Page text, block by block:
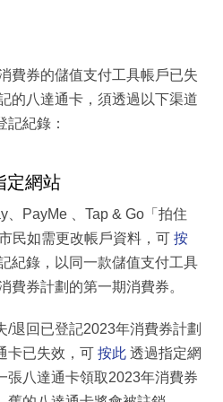
費券的儲值支付工具帳戶已失
的八達通卡，須透過以下渠道
紀錄：
定網站
PayMe 、Tap & Go「拍住
民如需更改帳戶資料，可 按
紀錄，以同一款儲值支付工具
費券計劃的第一期消費券。
退回已登記2023年消費券計劃
卡已失效，可 按此 透過指定網
張八達通卡領取2023年消費券